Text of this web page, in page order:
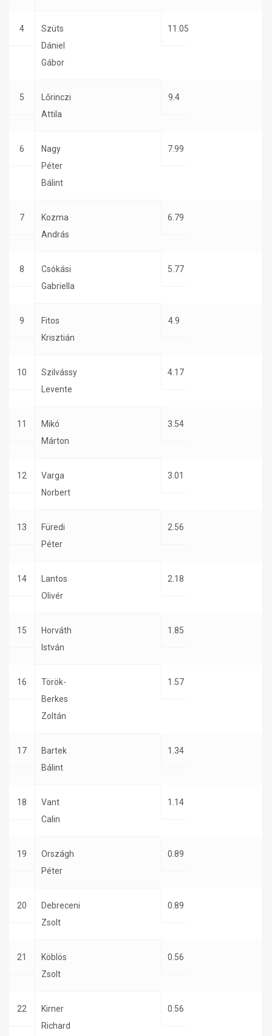
4
Szüts
Dániel
Gábor
11.05
5
Lőrinczi
Attila
9.4
6
Nagy
Péter
Bálint
7.99
7
Kozma
András
6.79
8
Csókási
Gabriella
5.77
9
Fitos
Krisztián
4.9
10
Szilvássy
Levente
4.17
11
Mikó
Márton
3.54
12
Varga
Norbert
3.01
13
Füredi
Péter
2.56
14
Lantos
Olivér
2.18
15
Horváth
István
1.85
16
Török-
Berkes
Zoltán
1.57
17
Bartek
Bálint
1.34
18
Vant
Calin
1.14
19
Országh
Péter
0.89
20
Debreceni
Zsolt
0.89
21
Köblös
Zsolt
0.56
22
Kirner
Richard
0.56